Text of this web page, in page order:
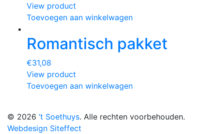
View product
Toevoegen aan winkelwagen
Romantisch pakket
€31,08
View product
Toevoegen aan winkelwagen
© 2026 ‘t Soethuys. Alle rechten voorbehouden.
Webdesign Siteffect